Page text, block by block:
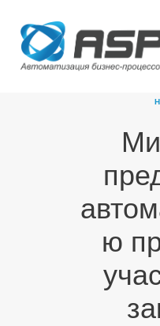
ю
ГЛАВНАЯ
О
НОВОСТИ
КАРЬЕРА
ПАРТНЕРЫ
КОНТАКТЫ